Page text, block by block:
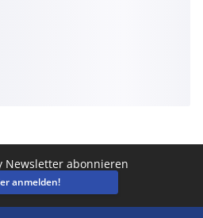
Newsletter abonnieren
anmelden!